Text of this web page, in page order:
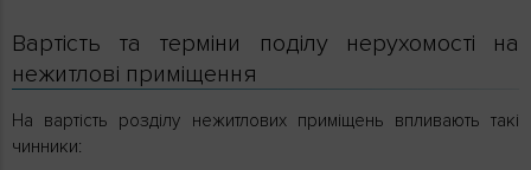
Вартість та терміни поділу нерухомості на
нежитлові приміщення
На вартість розділу нежитлових приміщень впливають такі
чинники: